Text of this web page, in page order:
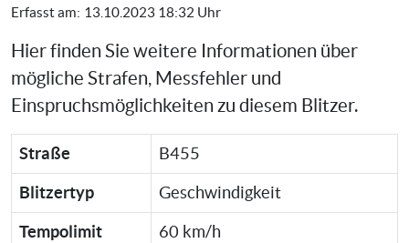
Erfasst am: 13.10.2023 18:32 Uhr
Hier finden Sie weitere Informationen über
mögliche Strafen, Messfehler und
Einspruchsmöglichkeiten zu diesem Blitzer.
Straße B455
Blitzertyp Geschwindigkeit
Tempolimit 60 km/h